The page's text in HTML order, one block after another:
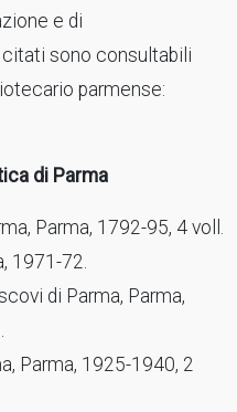
e di
sono consultabili
parmense:
di Parma
Parma, 1792-95, 4 voll.
1971-72.
di Parma, Parma,
Parma, 1925-1940, 2